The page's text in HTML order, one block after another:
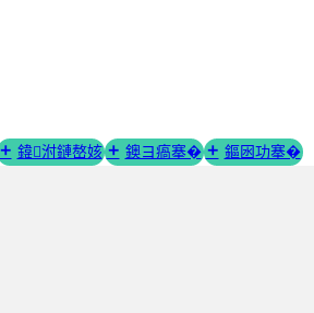
鍏泭鏈嶅姟 鐭ヨ瘑搴� 鏂囦功搴�